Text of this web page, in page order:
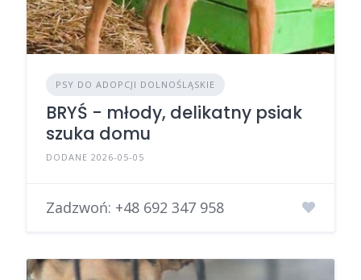
PSY DO ADOPCJI DOLNOŚLĄSKIE
BRYŚ - młody, delikatny psiak
szuka domu
DODANE 2026-05-05
Zadzwoń: +48 692 347 958